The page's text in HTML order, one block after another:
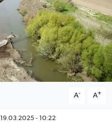
A- A+
19.03.2025 - 10:22